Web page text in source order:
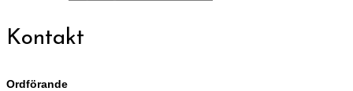
Kontakt
Ordförande